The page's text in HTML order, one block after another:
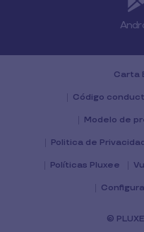
Carta
Código
Modelo de
Politica de
Políticas Pluxee
©